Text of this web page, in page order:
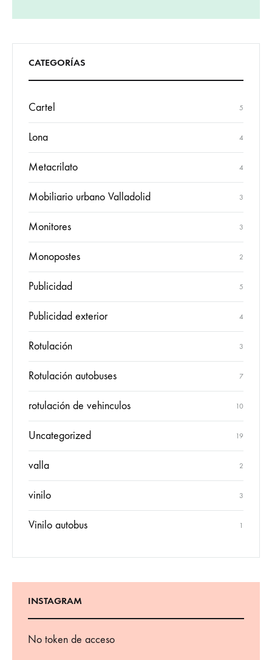
CATEGORÍAS
Cartel 5
Lona 4
Metacrilato 4
Mobiliario urbano Valladolid 3
Monitores 3
Monopostes 2
Publicidad 5
Publicidad exterior 4
Rotulación 3
Rotulación autobuses 7
rotulación de vehinculos 10
Uncategorized 19
valla 2
vinilo 3
Vinilo autobus 1
INSTAGRAM
No token de acceso